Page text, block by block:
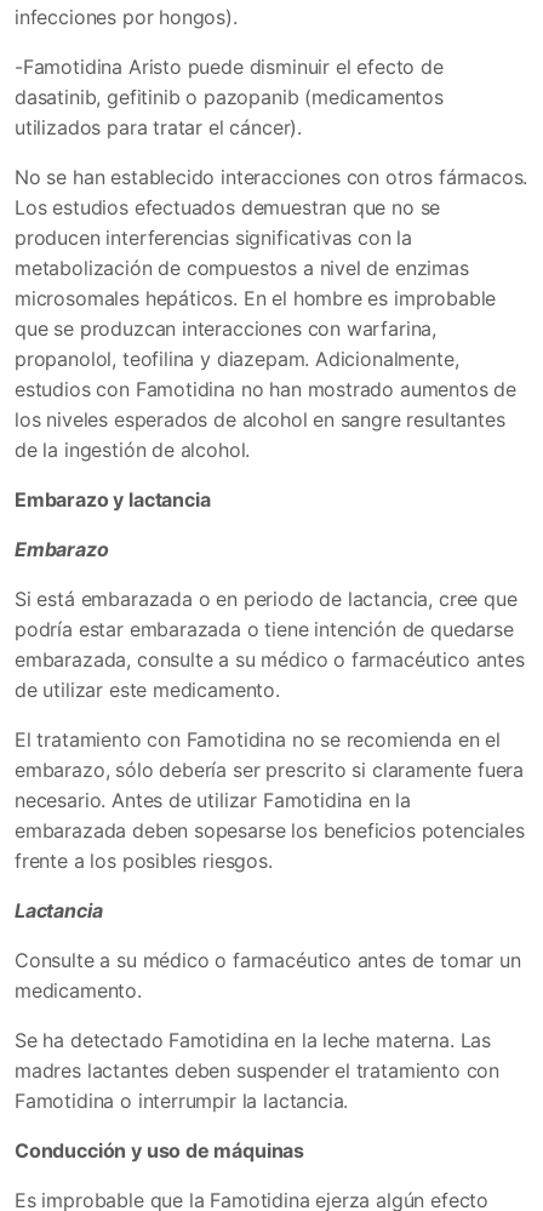
infecciones por hongos).
-Famotidina Aristo puede disminuir el efecto de
dasatinib, gefitinib o pazopanib (medicamentos
utilizados para tratar el cáncer).
No se han establecido interacciones con otros fármacos.
Los estudios efectuados demuestran que no se
producen interferencias significativas con la
metabolización de compuestos a nivel de enzimas
microsomales hepáticos. En el hombre es improbable
que se produzcan interacciones con warfarina,
propanolol, teofilina y diazepam. Adicionalmente,
estudios con Famotidina no han mostrado aumentos de
los niveles esperados de alcohol en sangre resultantes
de la ingestión de alcohol.
Embarazo y lactancia
Embarazo
Si está embarazada o en periodo de lactancia, cree que
podría estar embarazada o tiene intención de quedarse
embarazada, consulte a su médico o farmacéutico antes
de utilizar este medicamento.
El tratamiento con Famotidina no se recomienda en el
embarazo, sólo debería ser prescrito si claramente fuera
necesario. Antes de utilizar Famotidina en la
embarazada deben sopesarse los beneficios potenciales
frente a los posibles riesgos.
Lactancia
Consulte a su médico o farmacéutico antes de tomar un
medicamento.
Se ha detectado Famotidina en la leche materna. Las
madres lactantes deben suspender el tratamiento con
Famotidina o interrumpir la lactancia.
Conducción y uso de máquinas
Es improbable que la Famotidina ejerza algún efecto